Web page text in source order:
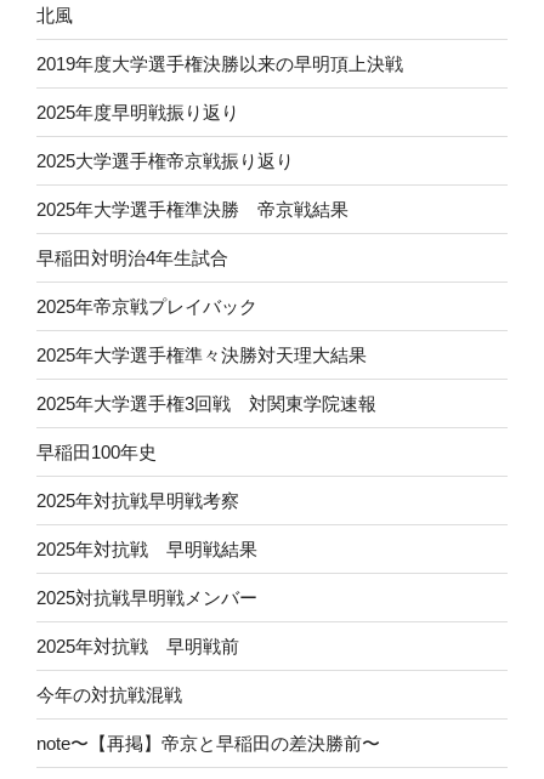
北風
2019年度大学選手権決勝以来の早明頂上決戦
2025年度早明戦振り返り
2025大学選手権帝京戦振り返り
2025年大学選手権準決勝 帝京戦結果
早稲田対明治4年生試合
2025年帝京戦プレイバック
2025年大学選手権準々決勝対天理大結果
2025年大学選手権3回戦 対関東学院速報
早稲田100年史
2025年対抗戦早明戦考察
2025年対抗戦 早明戦結果
2025対抗戦早明戦メンバー
2025年対抗戦 早明戦前
今年の対抗戦混戦
note〜【再掲】帝京と早稲田の差決勝前〜